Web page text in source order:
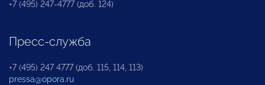
+7 (495) 247-4777 (доб. 124)
Пресс-служба
+7 (495) 247 4777 (доб. 115, 114, 113)
pressa@opora.ru